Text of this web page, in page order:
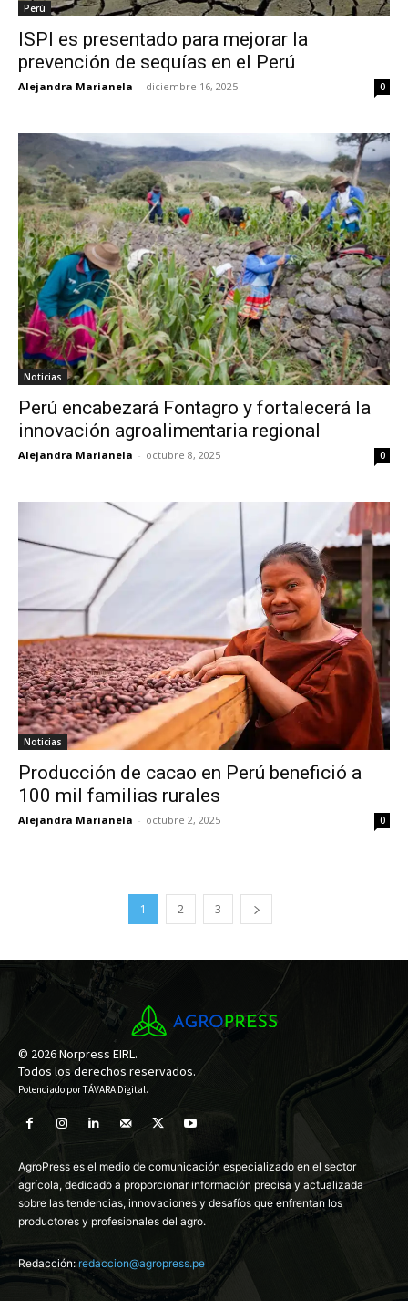
Perú
ISPI es presentado para mejorar la
prevención de sequías en el Perú
Alejandra Marianela - diciembre 16, 2025 0
Noticias
Perú encabezará Fontagro y fortalecerá la
innovación agroalimentaria regional
Alejandra Marianela - octubre 8, 2025 0
Noticias
Producción de cacao en Perú benefició a
100 mil familias rurales
Alejandra Marianela - octubre 2, 2025 0
1 2 3
© 2026 Norpress EIRL.
Todos los derechos reservados.
Potenciado porTÁVARA Digital.
AgroPress es el medio de comunicación especializado en el sector
agrícola, dedicado a proporcionar información precisa y actualizada
sobre las tendencias, innovaciones y desafíos que enfrentan los
productores y profesionales del agro.
Redacción:redaccion@agropress.pe